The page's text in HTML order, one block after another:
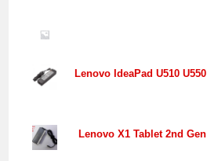
מטען מקורי למחשב נייד Lenovo IdeaPad U510 U550
מטען מקורי למחשב נייד Lenovo X1 Tablet 2nd Gen